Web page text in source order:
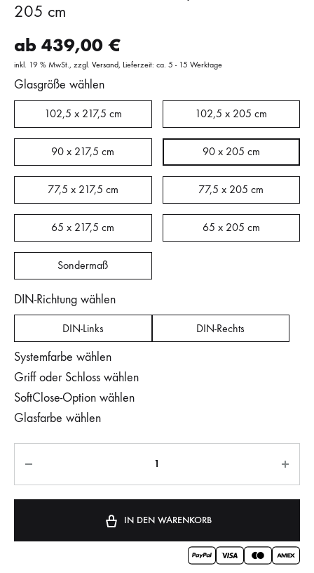
205 cm
ab 439,00 €
inkl. 19 % MwSt. zzgl. Versand Lieferzeit: ca. 5 - 15 Werktage
Glasgröße wählen
102,5 x 217,5 cm 102,5 x 205 cm
90 x 217,5 cm 90 x 205 cm
77,5 x 217,5 cm 77,5 x 205 cm
65 x 217,5 cm 65 x 205 cm
Sondermaß
DIN-Richtung wählen
DIN-Links DIN-Rechts
Systemfarbe wählen
Griff oder Schloss wählen
SoftClose-Option wählen
Glasfarbe wählen
IN DEN WARENKORB